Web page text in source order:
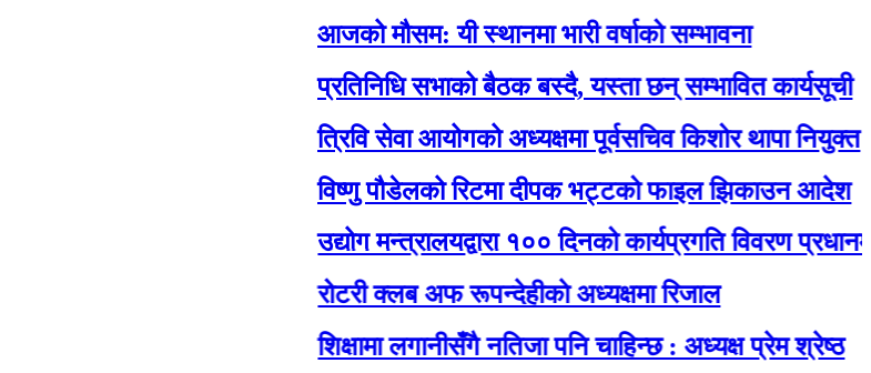
आजको मौसम: यी स्थानमा भारी वर्षाको सम्भावना
प्रतिनिधि सभाको बैठक बस्दै, यस्ता छन् सम्भावित कार्यसूची
त्रिवि सेवा आयोगको अध्यक्षमा पूर्वसचिव किशोर थापा नियुक्त
विष्णु पौडेलको रिटमा दीपक भट्टको फाइल झिकाउन आदेश
उद्योग मन्त्रालयद्वारा १०० दिनको कार्यप्रगति विवरण प्रधानमन्त्री
रोटरी क्लब अफ रूपन्देहीकाे अध्यक्षमा रिजाल
शिक्षामा लगानीसँगै नतिजा पनि चाहिन्छ : अध्यक्ष प्रेम श्रेष्ठ